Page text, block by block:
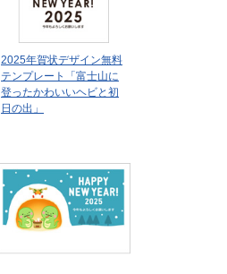
2025年賀状デザイン無料
テンプレート「富士山に
登ったかわいいヘビと初
日の出」